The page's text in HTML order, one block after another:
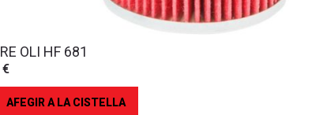
OLI HF 681
€
AFEGIR A LA CISTELLA